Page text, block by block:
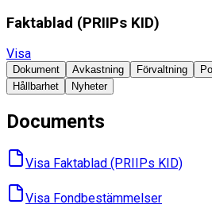
Faktablad ​(PRIIPs KID)
Visa
Dokument Avkastning Förvaltning
Hållbarhet
Nyheter
Documents
Visa Faktablad ​(PRIIPs KID)
Visa Fondbes­tämmelser